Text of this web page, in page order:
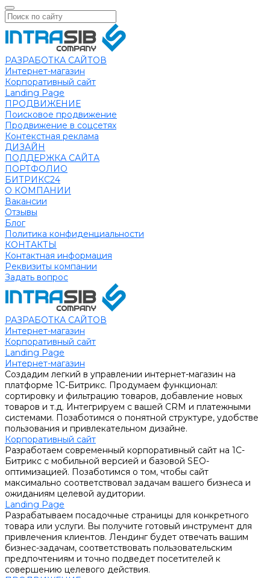
РАЗРАБОТКА САЙТОВ
Интернет-магазин
Корпоративный сайт
Landing Page
ПРОДВИЖЕНИЕ
Поисковое продвижение
Продвижение в соцсетях
Контекстная реклама
ДИЗАЙН
ПОДДЕРЖКА САЙТА
ПОРТФОЛИО
БИТРИКС24
О КОМПАНИИ
Вакансии
Отзывы
Блог
Политика конфиденциальности
КОНТАКТЫ
Контактная информация
Реквизиты компании
Задать вопрос
РАЗРАБОТКА САЙТОВ
Интернет-магазин
Корпоративный сайт
Landing Page
Интернет-магазин
Создадим легкий в управлении интернет-магазин на
платформе 1С-Битрикс. Продумаем функционал:
сортировку и фильтрацию товаров, добавление новых
товаров и т.д. Интегрируем с вашей CRM и платежными
системами. Позаботимся о понятной структуре, удобстве
пользования и привлекательном дизайне.
Корпоративный сайт
Разработаем современный корпоративный сайт на 1С-
Битрикс с мобильной версией и базовой SEO-
оптимизацией. Позаботимся о том, чтобы сайт
максимально соответствовал задачам вашего бизнеса и
ожиданиям целевой аудитории.
Landing Page
Разрабатываем посадочные страницы для конкретного
товара или услуги. Вы получите готовый инструмент для
привлечения клиентов. Лендинг будет отвечать вашим
бизнес-задачам, соответствовать пользовательским
предпочтениям и точно подведет посетителей к
совершению целевого действия.